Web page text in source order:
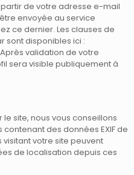
de votre adresse e-mail
envoyée au service
ce dernier. Les clauses de
sont disponibles ici :
validation de votre
sera visible publiquement à
site, nous vous conseillons
des données EXIF de
visitant votre site peuvent
de localisation depuis ces